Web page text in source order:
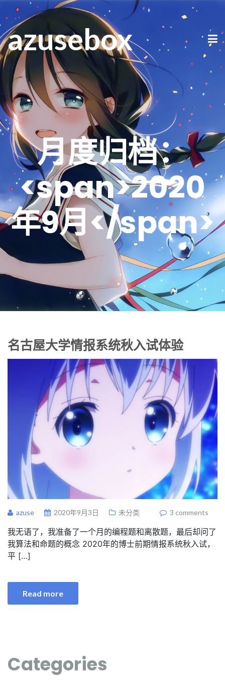
azusebox
月度归档：
<span>2020
年9月</span>
名古屋大学情报系统秋入试体验
azuse 2020年9月3日 未分类 3 comments
我无语了，我准备了一个月的编程题和离散题，最后却问了
我算法和命题的概念 2020年的博士前期情报系统秋入试，
平 […]
Read more
Categories